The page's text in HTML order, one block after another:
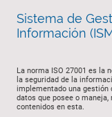
Sistema de
Información
La norma ISO 27001 es la
la seguridad de la
implementado una gestión
datos que posee o
contenidos en esta.